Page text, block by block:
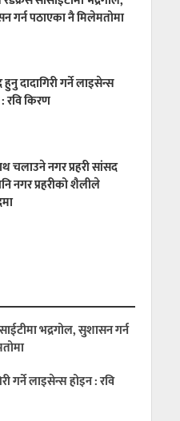
गर्न पठाएका नै मिलेमतोमा
दादागिरी गर्ने लाइसेन्स
रवि किरण
चलाउने नगर प्रहरी सांसद
नगर प्रहरीको शैलीले
भद्रगोल, सुशासन गर्न
गर्ने लाइसेन्स होइन : रवि